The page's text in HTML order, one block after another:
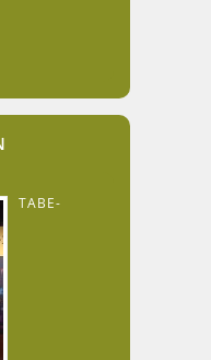
TABE-